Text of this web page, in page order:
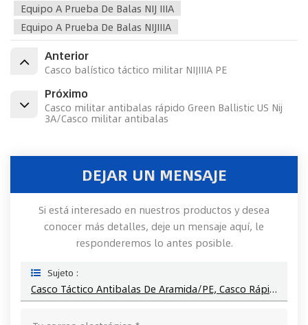
Equipo A Prueba De Balas NIJ IIIA
Equipo A Prueba De Balas NIJIIIA
Anterior
Casco balístico táctico militar NIJIIIA PE
Próximo
Casco militar antibalas rápido Green Ballistic US Nij
3A/Casco militar antibalas
DEJAR UN MENSAJE
Si está interesado en nuestros productos y desea
conocer más detalles, deje un mensaje aquí, le
responderemos lo antes posible.
Sujeto :
Casco Táctico Antibalas De Aramida/PE, Casco Rápido Antibalas